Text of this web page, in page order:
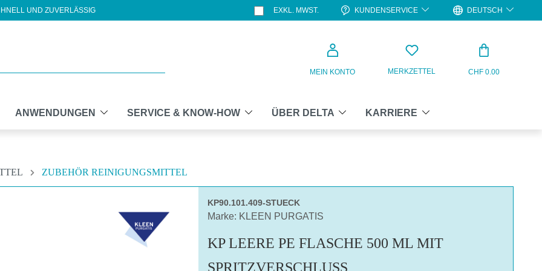
UND ZUVERLÄSSIG EXKL. MWST. KUNDENSERVICE DEUTSCH
MEIN KONTO MERKZETTEL CHF 0.00
ANWENDUNGEN SERVICE & KNOW-HOW ÜBER DELTA KARRIERE
ZUBEHÖR REINIGUNGSMITTEL
KP90.101.409-STUECK
Marke: KLEEN PURGATIS
KP LEERE PE FLASCHE 500 ML MIT
SPRITZVERSCHLUSS